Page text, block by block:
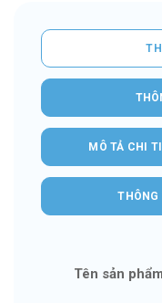
MÔ TẢ CHI
THÔNG
Tên sản phẩm